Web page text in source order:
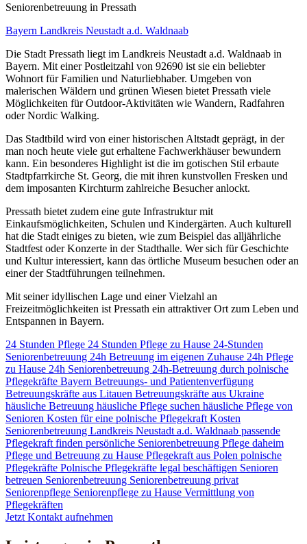
Senioren­betreuung in Pressath
Bayern Landkreis Neustadt a.d. Waldnaab
Die Stadt Pressath liegt im Landkreis Neustadt a.d. Waldnaab in
Bayern. Mit einer Postleitzahl von 92690 ist sie ein beliebter
Wohnort für Familien und Naturliebhaber. Umgeben von
malerischen Wäldern und grünen Wiesen bietet Pressath viele
Möglichkeiten für Outdoor-Aktivitäten wie Wandern, Radfahren
oder Nordic Walking.
Das Stadtbild wird von einer historischen Altstadt geprägt, in der
man noch heute viele gut erhaltene Fachwerkhäuser bewundern
kann. Ein besonderes Highlight ist die im gotischen Stil erbaute
Stadtpfarrkirche St. Georg, die mit ihren kunstvollen Fresken und
dem imposanten Kirchturm zahlreiche Besucher anlockt.
Pressath bietet zudem eine gute Infrastruktur mit
Einkaufsmöglichkeiten, Schulen und Kindergärten. Auch kulturell
hat die Stadt einiges zu bieten, wie zum Beispiel das alljährliche
Stadtfest oder Konzerte in der Stadthalle. Wer sich für Geschichte
und Kultur interessiert, kann das örtliche Museum besuchen oder an
einer der Stadtführungen teilnehmen.
Mit seiner idyllischen Lage und einer Vielzahl an
Freizeitmöglichkeiten ist Pressath ein attraktiver Ort zum Leben und
Entspannen in Bayern.
24 Stunden Pflege 24 Stunden Pflege zu Hause 24-Stunden
Seniorenbetreuung 24h Betreuung im eigenen Zuhause 24h Pflege
zu Hause 24h Seniorenbetreuung 24h-Betreuung durch polnische
Pflegekräfte Bayern Betreuungs- und Patientenverfügung
Betreuungskräfte aus Litauen Betreuungskräfte aus Ukraine
häusliche Betreuung häusliche Pflege suchen häusliche Pflege von
Senioren Kosten für eine polnische Pflegekraft Kosten
Seniorenbetreuung Landkreis Neustadt a.d. Waldnaab passende
Pflegekraft finden persönliche Seniorenbetreuung Pflege daheim
Pflege und Betreuung zu Hause Pflegekraft aus Polen polnische
Pflegekräfte Polnische Pflegekräfte legal beschäftigen Senioren
betreuen Seniorenbetreuung Seniorenbetreuung privat
Seniorenpflege Seniorenpflege zu Hause Vermittlung von
Pflegekräften
Jetzt Kontakt aufnehmen